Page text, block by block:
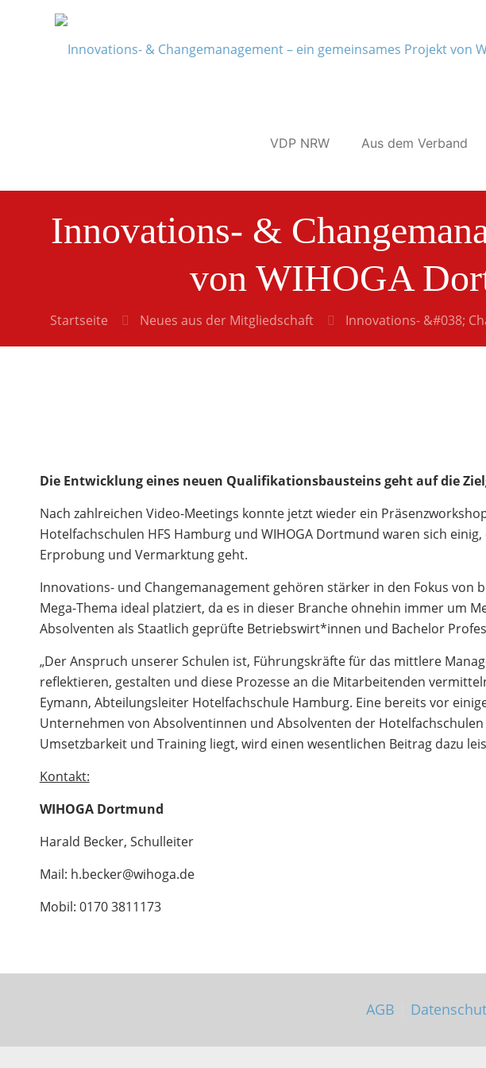
VDP NRW Aus dem Verband
Innovations- &
von WIHOGA
Startseite Neues aus der Mitgliedschaft Innovations- &#038;
Die Entwicklung eines neuen Qualifikationsbausteins geht auf die
Nach zahlreichen Video-Meetings konnte jetzt wieder ein
Hotelfachschulen HFS Hamburg und WIHOGA Dortmund waren sich
Erprobung und Vermarktung geht.
Innovations- und Changemanagement gehören stärker in den Fokus
Mega-Thema ideal platziert, da es in dieser Branche ohnehin immer um
Absolventen als Staatlich geprüfte Betriebswirt*innen und Bachelor
„Der Anspruch unserer Schulen ist, Führungskräfte für das mittlere
reflektieren, gestalten und diese Prozesse an die Mitarbeitenden
Eymann, Abteilungsleiter Hotelfachschule Hamburg. Eine bereits vor
Unternehmen von Absolventinnen und Absolventen der
Umsetzbarkeit und Training liegt, wird einen wesentlichen Beitrag dazu
Kontakt:
WIHOGA Dortmund
Harald Becker, Schulleiter
Mail: h.becker@wihoga.de
Mobil: 0170 3811173
AGB